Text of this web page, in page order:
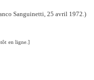
Sanguinetti, 25 avril 1972.)
en ligne .]